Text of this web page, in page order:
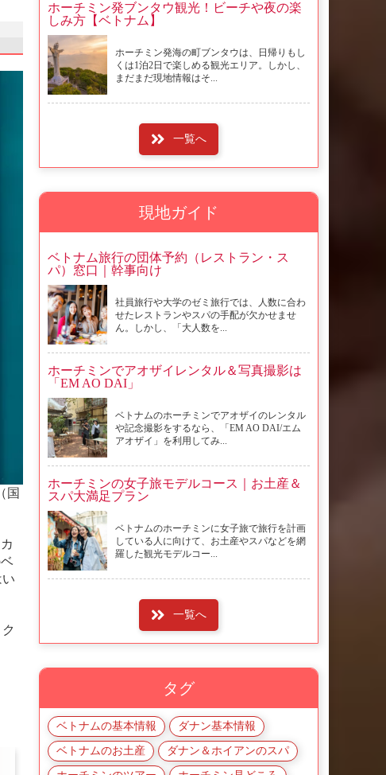
国
ホーチミン発ブンタウ観光！ビーチや夜の楽
しみ方【ベトナム】
ホーチミン発海の町ブンタウは、日帰りもし
くは1泊2日で楽しめる観光エリア。しかし、
まだまだ現地情報はそ...
一覧へ
現地ガイド
ベトナム旅行の団体予約（レストラン・ス
パ）窓口｜幹事向け
社員旅行や大学のゼミ旅行では、人数に合わ
せたレストランやスパの手配が欠かせませ
ん。しかし、「大人数を...
ホーチミンでアオザイレンタル＆写真撮影は
「EM AO DAI」
ベトナムのホーチミンでアオザイのレンタル
や記念撮影をするなら、「EM AO DAI/エム
アオザイ」を利用してみ...
ホーチミンの女子旅モデルコース｜お土産＆
スパ大満足プラン
ベトナムのホーチミンに女子旅で旅行を計画
している人に向けて、お土産やスパなどを網
羅した観光モデルコー...
一覧へ
タグ
ベトナムの基本情報 ダナン基本情報
ベトナムのお土産 ダナン＆ホイアンのスパ